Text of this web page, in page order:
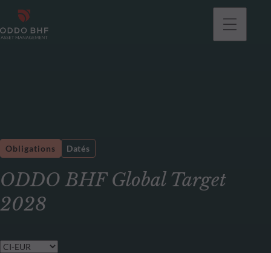
ODDO BHF Global Target
2028
Obligations Datés